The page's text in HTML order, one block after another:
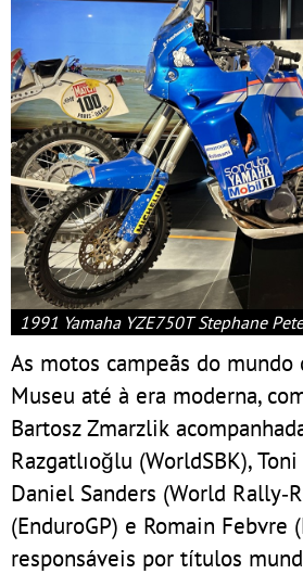
1991 Yamaha YZE750T Stephane
As motos campeãs do
Museu até à era moderna,
Bartosz Zmarzlik
Razgatlıoğlu (WorldSBK),
Daniel Sanders (World
(EnduroGP) e Romain Febvre
responsáveis por títulos